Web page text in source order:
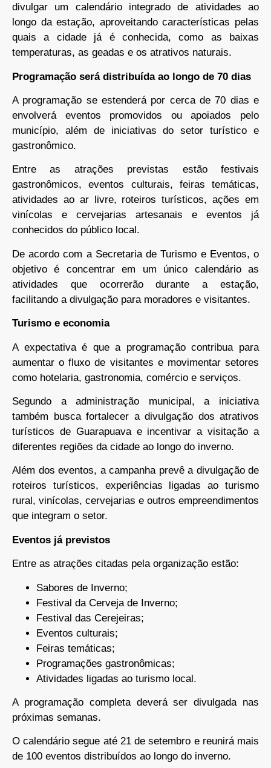
divulgar um calendário integrado de atividades ao
longo da estação, aproveitando características pelas
quais a cidade já é conhecida, como as baixas
temperaturas, as geadas e os atrativos naturais.
Programação será distribuída ao longo de 70 dias
A programação se estenderá por cerca de 70 dias e
envolverá eventos promovidos ou apoiados pelo
município, além de iniciativas do setor turístico e
gastronômico.
Entre as atrações previstas estão festivais
gastronômicos, eventos culturais, feiras temáticas,
atividades ao ar livre, roteiros turísticos, ações em
vinícolas e cervejarias artesanais e eventos já
conhecidos do público local.
De acordo com a Secretaria de Turismo e Eventos, o
objetivo é concentrar em um único calendário as
atividades que ocorrerão durante a estação,
facilitando a divulgação para moradores e visitantes.
Turismo e economia
A expectativa é que a programação contribua para
aumentar o fluxo de visitantes e movimentar setores
como hotelaria, gastronomia, comércio e serviços.
Segundo a administração municipal, a iniciativa
também busca fortalecer a divulgação dos atrativos
turísticos de Guarapuava e incentivar a visitação a
diferentes regiões da cidade ao longo do inverno.
Além dos eventos, a campanha prevê a divulgação de
roteiros turísticos, experiências ligadas ao turismo
rural, vinícolas, cervejarias e outros empreendimentos
que integram o setor.
Eventos já previstos
Entre as atrações citadas pela organização estão:
Sabores de Inverno;
Festival da Cerveja de Inverno;
Festival das Cerejeiras;
Eventos culturais;
Feiras temáticas;
Programações gastronômicas;
Atividades ligadas ao turismo local.
A programação completa deverá ser divulgada nas
próximas semanas.
O calendário segue até 21 de setembro e reunirá mais
de 100 eventos distribuídos ao longo do inverno.